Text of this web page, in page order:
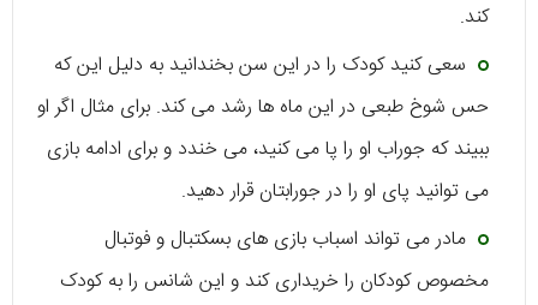
کند.
سعی کنید کودک را در این سن بخندانید به دلیل این که
حس شوخ طبعی در این ماه ها رشد می کند. برای مثال اگر او
ببیند که جوراب او را پا می کنید، می خندد و برای ادامه بازی
می توانید پای او را در جورابتان قرار دهید.
مادر می تواند اسباب بازی های بسکتبال و فوتبال
مخصوص کودکان را خریداری کند و این شانس را به کودک